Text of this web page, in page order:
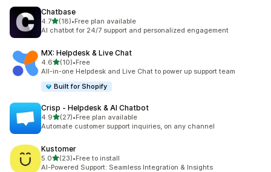
Chatbase
4.7滿分 5 顆星
(18)
共有 18 則評價
•Free plan available
AI chatbot for 24/7 support and personalized engagement
MX: Helpdesk & Live Chat
4.6滿分 5 顆星
(10)
共有 10 則評價
•Free
All-in-one Helpdesk and Live Chat to power up support team
Built for Shopify
Crisp ‑ Helpdesk & AI Chatbot
4.9滿分 5 顆星
(27)
共有 27 則評價
•Free plan available
Automate customer support inquiries, on any channel
Kustomer
5.0滿分 5 顆星
(23)
共有 23 則評價
•Free to install
AI-Powered Support: Seamless Integration & Insights